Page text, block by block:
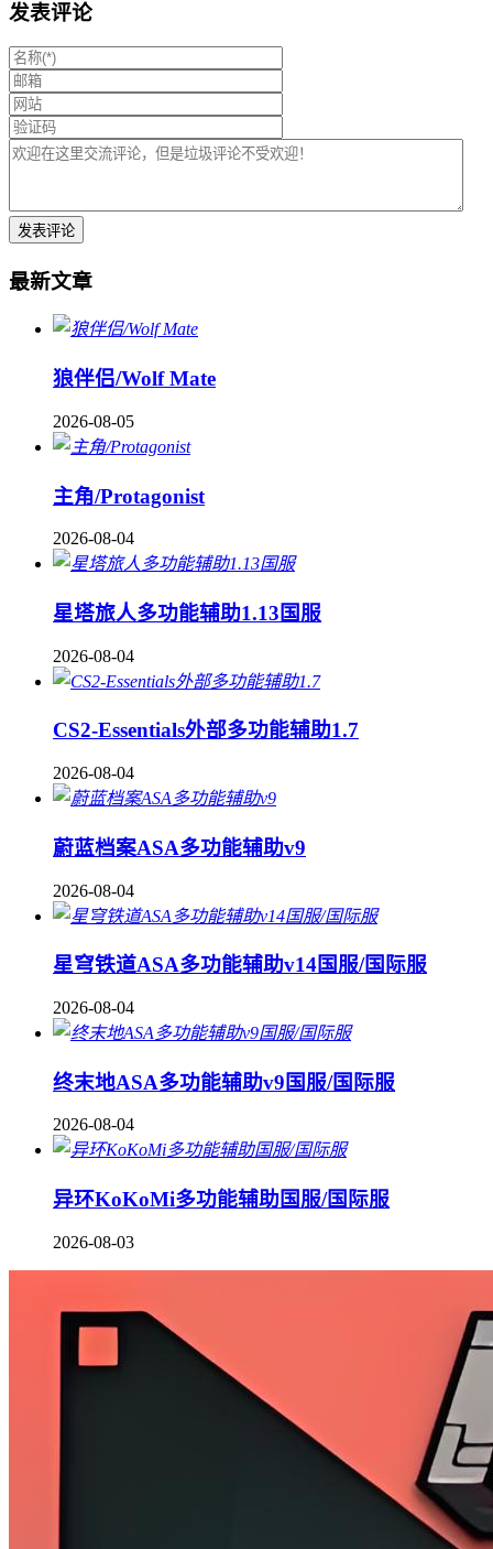
发表评论
最新文章
狼伴侣/Wolf Mate
2026-08-05
主角/Protagonist
2026-08-04
星塔旅人多功能辅助1.13国服
2026-08-04
CS2-Essentials外部多功能辅助1.7
2026-08-04
蔚蓝档案ASA多功能辅助v9
2026-08-04
星穹铁道ASA多功能辅助v14国服/国际服
2026-08-04
终末地ASA多功能辅助v9国服/国际服
2026-08-04
异环KoKoMi多功能辅助国服/国际服
2026-08-03